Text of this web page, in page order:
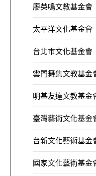
廖英鳴文教基金會
太平洋文化基金會
台北市文化基金會
雲門舞集文教基金
明基友達文教基金
臺灣藝術文化基金
台新文化藝術基金
國家文化藝術基金